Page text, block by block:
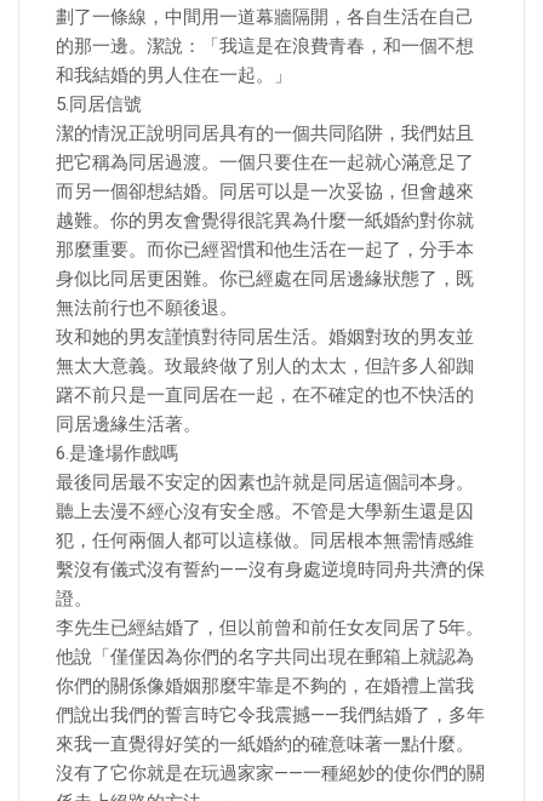
劃了一條線，中間用一道幕牆隔開，各自生活在自己
的那一邊。潔說：「我這是在浪費青春，和一個不想
和我結婚的男人住在一起。」
5.同居信號
潔的情況正說明同居具有的一個共同陷阱，我們姑且
把它稱為同居過渡。一個只要住在一起就心滿意足了
而另一個卻想結婚。同居可以是一次妥協，但會越來
越難。你的男友會覺得很詫異為什麼一紙婚約對你就
那麼重要。而你已經習慣和他生活在一起了，分手本
身似比同居更困難。你已經處在同居邊緣狀態了，既
無法前行也不願後退。
玫和她的男友謹慎對待同居生活。婚姻對玫的男友並
無太大意義。玫最終做了別人的太太，但許多人卻踟
躇不前只是一直同居在一起，在不確定的也不快活的
同居邊緣生活著。
6.是逢場作戲嗎
最後同居最不安定的因素也許就是同居這個詞本身。
聽上去漫不經心沒有安全感。不管是大學新生還是囚
犯，任何兩個人都可以這樣做。同居根本無需情感維
繫沒有儀式沒有誓約——沒有身處逆境時同舟共濟的保
證。
李先生已經結婚了，但以前曾和前任女友同居了5年。
他說「僅僅因為你們的名字共同出現在郵箱上就認為
你們的關係像婚姻那麼牢靠是不夠的，在婚禮上當我
們說出我們的誓言時它令我震撼——我們結婚了，多年
來我一直覺得好笑的一紙婚約的確意味著一點什麼。
沒有了它你就是在玩過家家——一種絕妙的使你們的關